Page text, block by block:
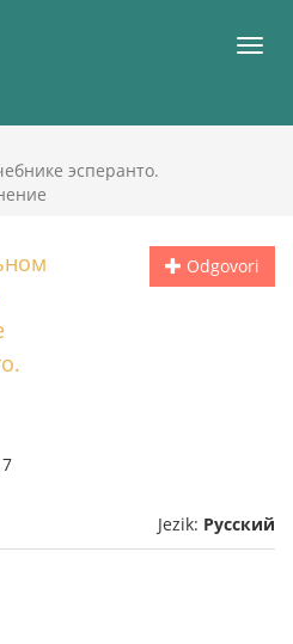
Meni
эсперанто.
Odgovori
Jezik: Русский